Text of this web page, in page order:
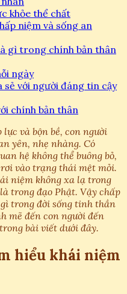
khỏe thể chất
niệm và sống an
gì trong chính bản thân
ngày
sẻ với người đáng tin cậy
chính bản thân
và bộn bề, con người
yên, nhẹ nhàng. Có
hệ không thể buông bỏ,
vào trạng thái mệt mỏi.
niệm không xa lạ trong
trong đạo Phật. Vậy chấp
trong đời sống tinh thần
mẽ đến con người đến
bài viết dưới đây.
hiểu khái niệm